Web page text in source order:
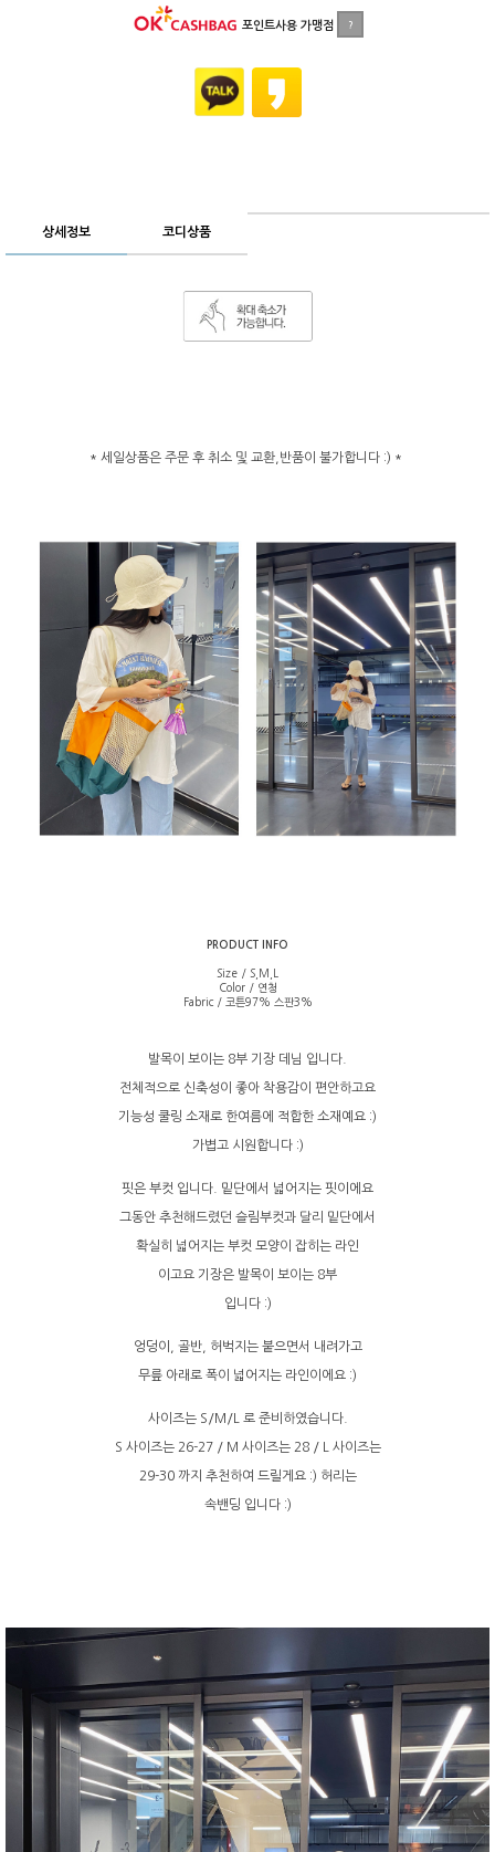
포인트사용 가맹점 ?
상세정보 코디상품
* 세일상품은 주문 후 취소 및 교환,반품이 불가합니다 :) *
PRODUCT INFO
Size / S,M,L
Color / 연청
Fabric / 코튼97% 스판3%
발목이 보이는 8부 기장 데님 입니다.
전체적으로 신축성이 좋아 착용감이 편안하고요
기능성 쿨링 소재로 한여름에 적합한 소재예요 :)
가볍고 시원합니다 :)
핏은 부컷 입니다. 밑단에서 넓어지는 핏이에요
그동안 추천해드렸던 슬림부컷과 달리 밑단에서
확실히 넓어지는 부컷 모양이 잡히는 라인
이고요 기장은 발목이 보이는 8부
입니다 :)
엉덩이, 골반, 허벅지는 붙으면서 내려가고
무릎 아래로 폭이 넓어지는 라인이에요 :)
사이즈는 S/M/L 로 준비하였습니다.
S 사이즈는 26-27 / M 사이즈는 28 / L 사이즈는
29-30 까지 추천하여 드릴게요 :) 허리는
속밴딩 입니다 :)